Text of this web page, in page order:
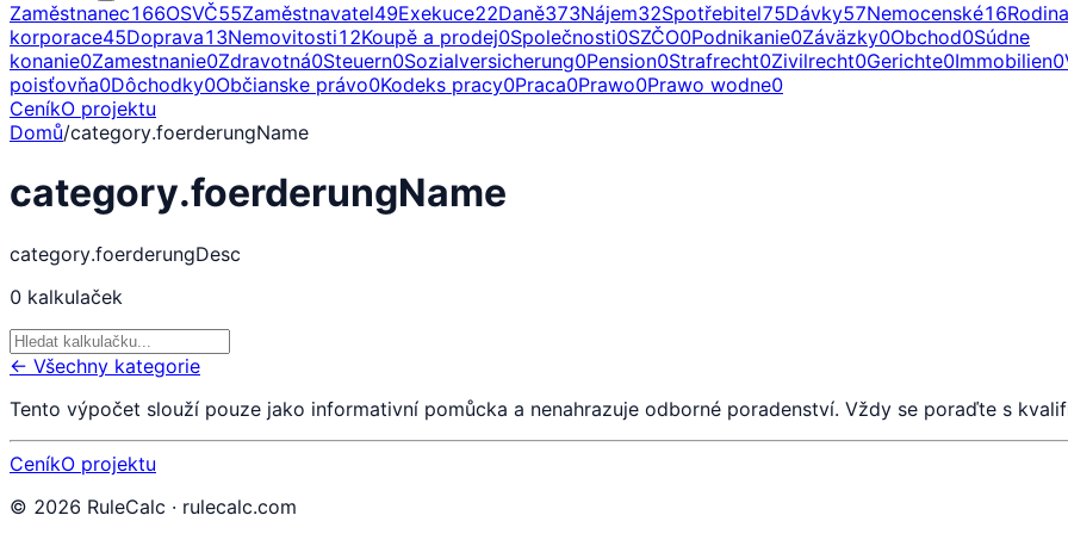
Zaměstnanec166OSVČ55Zaměstnavatel49Exekuce22Daně373Nájem32Spotřebitel75Dávky57Nemocenské16Rodina
korporace45Doprava13Nemovitosti12Koupě a prodej0Společnosti0SZČO0Podnikanie0Záväzky0Obchod0Súdne
konanie0Zamestnanie0Zdravotná0Steuern0Sozialversicherung0Pension0Strafrecht0Zivilrecht0Gerichte0Immobilien0
poisťovňa0Dôchodky0Občianske právo0Kodeks pracy0Praca0Prawo0Prawo wodne0
CeníkO projektu
Domů/category.foerderungName
category.foerderungName
category.foerderungDesc
0 kalkulaček
← Všechny kategorie
Tento výpočet slouží pouze jako informativní pomůcka a nenahrazuje odborné poradenství. Vždy se poraďte s
CeníkO projektu
© 2026 RuleCalc · rulecalc.com